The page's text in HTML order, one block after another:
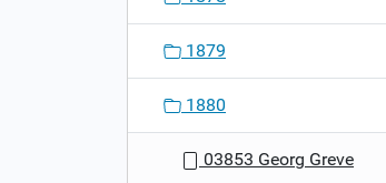
1879
1880
03853 Georg Greve